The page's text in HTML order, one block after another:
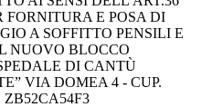
FORNITURA E POSA DI
A SOFFITTO PENSILI E
NUOVO BLOCCO
DI CANTÙ
VIA DOMEA 4 - CUP.
ZB52CA54F3